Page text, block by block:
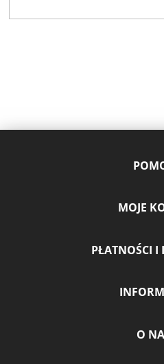
MOJE
PŁATNOŚCI I
O